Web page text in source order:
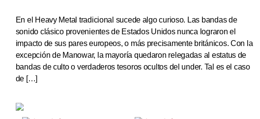
En el Heavy Metal tradicional sucede algo curioso. Las bandas de
sonido clásico provenientes de Estados Unidos nunca lograron el
impacto de sus pares europeos, o más precisamente británicos. Con la
excepción de Manowar, la mayoría quedaron relegadas al estatus de
bandas de culto o verdaderos tesoros ocultos del under. Tal es el caso
de […]